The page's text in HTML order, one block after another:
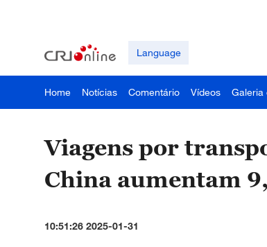
Language
Home Notícias Comentário Vídeos Galeria
Viagens por
China aumentam
10:51:26 2025-01-31